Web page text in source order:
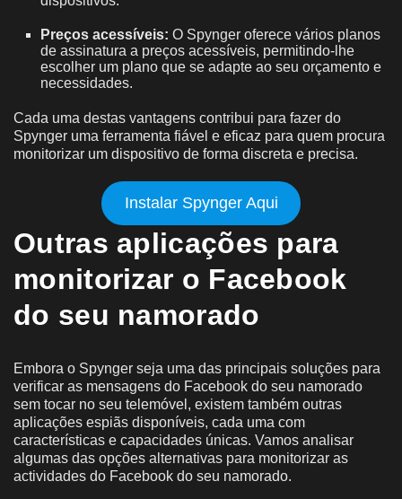
Preços acessíveis: O Spynger oferece vários planos
de assinatura a preços acessíveis, permitindo-lhe
escolher um plano que se adapte ao seu orçamento e
necessidades.
Cada uma destas vantagens contribui para fazer do
Spynger uma ferramenta fiável e eficaz para quem procura
monitorizar um dispositivo de forma discreta e precisa.
Instalar Spynger Aqui
Outras aplicações para
monitorizar o Facebook
do seu namorado
Embora o Spynger seja uma das principais soluções para
verificar as mensagens do Facebook do seu namorado
sem tocar no seu telemóvel, existem também outras
aplicações espiãs disponíveis, cada uma com
características e capacidades únicas. Vamos analisar
algumas das opções alternativas para monitorizar as
actividades do Facebook do seu namorado.